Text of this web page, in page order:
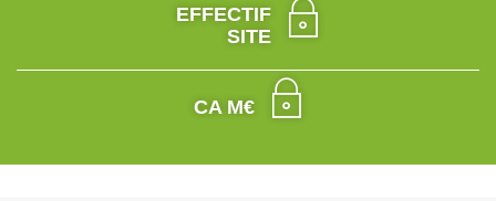
EFFECTIF
SITE
CA M€